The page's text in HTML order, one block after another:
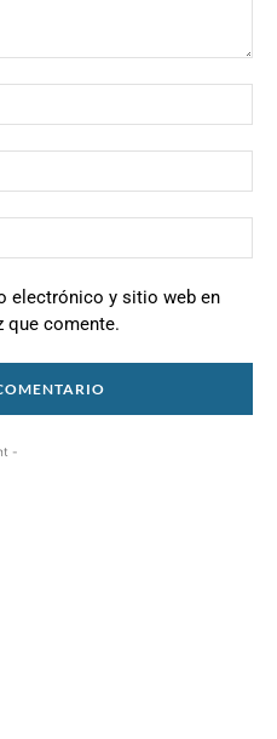
electrónico y sitio web en
que comente.
-